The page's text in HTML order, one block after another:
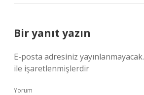
Bir yanıt yazın
E-posta adresiniz yayınlanmayacak.
ile işaretlenmişlerdir
Yorum